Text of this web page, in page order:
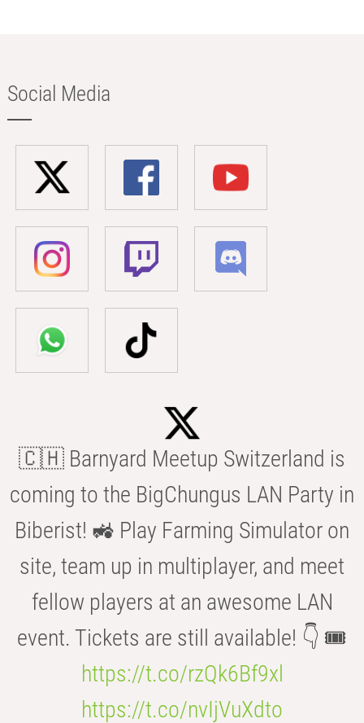
Social Media
🇨🇭 Barnyard Meetup Switzerland is
coming to the BigChungus LAN Party in
Biberist! 🚜 Play Farming Simulator on
site, team up in multiplayer, and meet
fellow players at an awesome LAN
event. Tickets are still available! 👇 🎟️
https://t.co/rzQk6Bf9xl
https://t.co/nvIjVuXdto